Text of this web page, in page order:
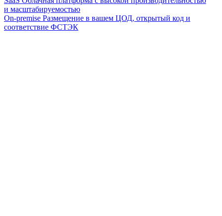
и масштабируемостью
On-premise Размещение в вашем ЦОД, открытый код и
соответствие ФСТЭК